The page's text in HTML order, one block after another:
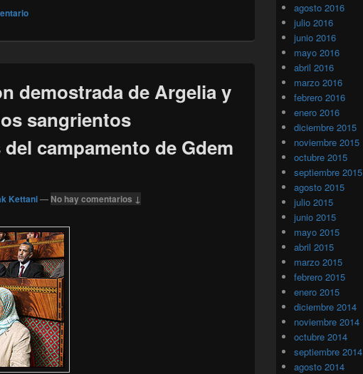
demostrada de Argelia y
sangrientos
campamento de Gdem
Kettani— No hay comentarios ↓
agosto 2016
julio 2016
junio 2016
mayo 2016
abril 2016
marzo 2016
febrero 2016
enero 2016
diciembre 2015
noviembre 2015
octubre 2015
septiembre 2015
agosto 2015
julio 2015
junio 2015
mayo 2015
abril 2015
marzo 2015
febrero 2015
enero 2015
diciembre 2014
noviembre 2014
octubre 2014
septiembre 2014
agosto 2014